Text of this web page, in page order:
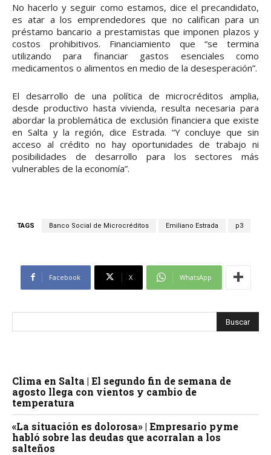
No hacerlo y seguir como estamos, dice el precandidato,
es atar a los emprendedores que no califican para un
préstamo bancario a prestamistas que imponen plazos y
costos prohibitivos. Financiamiento que “se termina
utilizando para financiar gastos esenciales como
medicamentos o alimentos en medio de la desesperación”.
El desarrollo de una política de microcréditos amplia,
desde productivo hasta vivienda, resulta necesaria para
abordar la problemática de exclusión financiera que existe
en Salta y la región, dice Estrada. “Y concluye que sin
acceso al crédito no hay oportunidades de trabajo ni
posibilidades de desarrollo para los sectores más
vulnerables de la economía”.
TAGS Banco Social de Microcréditos Emiliano Estrada p3
Facebook X WhatsApp
Clima en Salta | El segundo fin de semana de
agosto llega con vientos y cambio de
temperatura
«La situación es dolorosa» | Empresario pyme
habló sobre las deudas que acorralan a los
salteños